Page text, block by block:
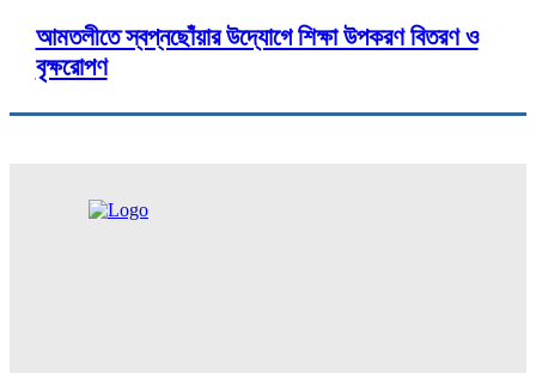
আমতলীতে স্বপ্নছোঁয়ার উদ্যোগে শিক্ষা উপকরণ বিতরণ ও
বৃক্ষরোপণ